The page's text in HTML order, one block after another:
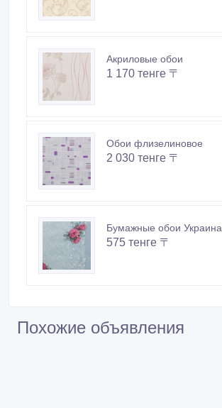
Акриловые обои
1 170 тенге 〒
Обои флизелиновое
2 030 тенге 〒
Бумажные обои Украина
575 тенге 〒
Похожие объявления